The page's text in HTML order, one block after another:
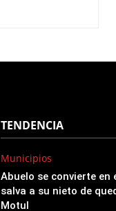
TENDENCIA
Municipios
Abuelo se convierte en
salva a su nieto de
Motul